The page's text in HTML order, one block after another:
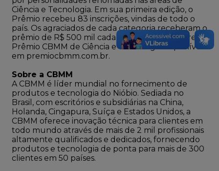
Ciência e Tecnologia. Em sua primeira edição, o
Prêmio recebeu 83 inscrições, vindas de todo o
país. Os agraciados de cada categoria receberam o
prêmio de R$ 500 mil cada. Mais detalhes sobre o
Prêmio CBMM de Ciência e Tecnologia disponíveis
em premiocbmm.com.br.
Sobre a CBMM
A CBMM é líder mundial no fornecimento de
produtos e tecnologia do Nióbio. Sediada no
Brasil, com escritórios e subsidiárias na China,
Holanda, Cingapura, Suíça e Estados Unidos, a
CBMM oferece inovação técnica para clientes em
todo mundo através de mais de 2 mil profissionais
altamente qualificados e dedicados, fornecendo
produtos e tecnologia de ponta para mais de 300
clientes em 50 países.